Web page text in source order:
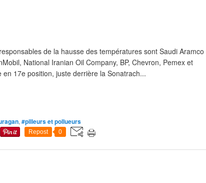
de la hausse des températures sont Saudi Aramco
National Iranian Oil Company, BP, Chevron, Pemex et
17e position, juste derrière la Sonatrach...
, #pilleurs et pollueurs
Repost 0